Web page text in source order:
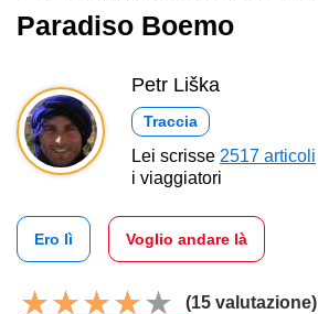
Paradiso Boemo
Petr Liška
Traccia
Lei scrisse 2517 articoli
i viaggiatori
Ero lì Voglio andare là
(15 valutazione)